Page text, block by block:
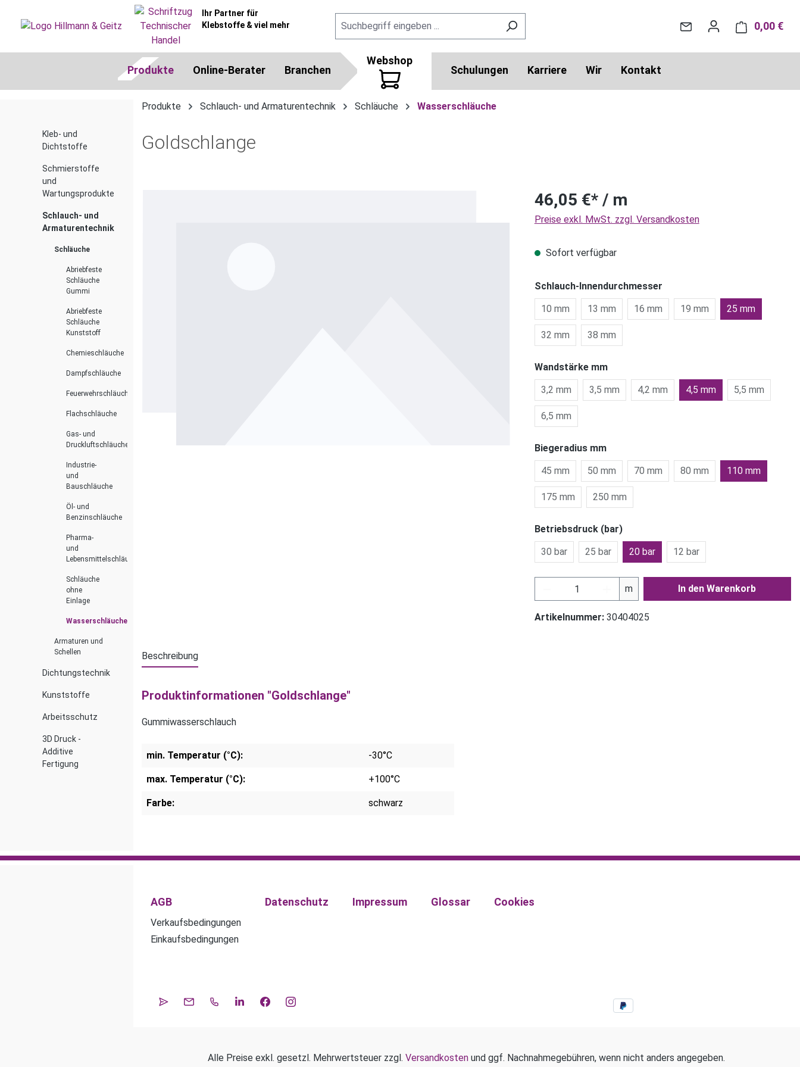
Zur Hauptnavigation springen
Ihr Partner für
Klebstoffe & viel mehr
0,00 €
Produkte Online-Berater Branchen
Webshop
Schulungen Karriere Wir Kontakt
Kleb- und
Dichtstoffe
Schmierstoffe
und
Wartungsprodukte
Schlauch- und
Armaturentechnik
Schläuche
Abriebfeste
Schläuche
Gummi
Abriebfeste
Schläuche
Kunststoff
Chemieschläuche
Dampfschläuche
Feuerwehrschläuche
Flachschläuche
Gas- und
Druckluftschläuche
Industrie-
und
Bauschläuche
Öl- und
Benzinschläuche
Pharma-
und
Lebensmittelschläuche
Schläuche
ohne
Einlage
Wasserschläuche
Armaturen und
Schellen
Dichtungstechnik
Kunststoffe
Arbeitsschutz
3D Druck -
Additive
Fertigung
Produkte Schlauch- und Armaturentechnik Schläuche Wasserschläuche
Goldschlange
46,05 €* / m
Preise exkl. MwSt. zzgl. Versandkosten
Sofort verfügbar
Schlauch-Innendurchmesser
10 mm
13 mm 16 mm 19 mm 25 mm
32 mm 38 mm
Wandstärke mm
3,2 mm
3,5 mm 4,2 mm 4,5 mm 5,5 mm
6,5 mm
Biegeradius mm
45 mm
50 mm 70 mm 80 mm 110 mm
175 mm 250 mm
Betriebsdruck (bar)
30 bar
25 bar 20 bar 12 bar
Produkt Anzahl: Gib den gewünschten
m In den Warenkorb
Artikelnummer: 30404025
Beschreibung
Produktinformationen "Goldschlange"
Gummiwasserschlauch
min. Temperatur (°C): -30°C
max. Temperatur (°C): +100°C
Farbe: schwarz
AGB
Verkaufsbedingungen
Einkaufsbedingungen
Datenschutz Impressum Glossar Cookies
Alle Preise exkl. gesetzl. Mehrwertsteuer zzgl. Versandkosten und ggf. Nachnahmegebühren, wenn nicht anders angegeben.